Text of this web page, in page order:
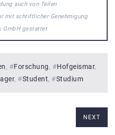
auch von Teilen
mit schriftlicher Genehmigung
GmbH gestattet
#Forschung #Hofgeismar
#Student #Studium
NEXT